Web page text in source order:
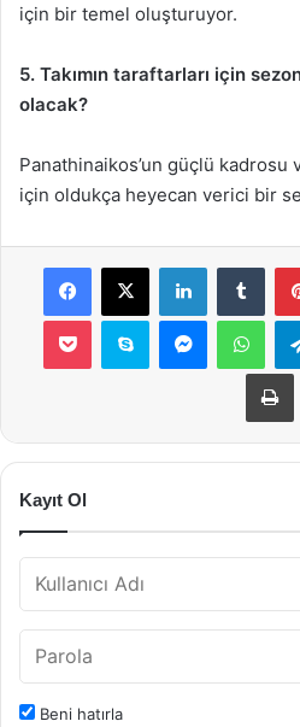
için bir temel oluşturuyor.
5. Takımın taraftarları için
olacak?
Panathinaikos’un güçlü
için oldukça heyecan verici bir
Facebook
X LinkedIn
Pocket Skype Messenger
Kayıt Ol
Beni hatırla